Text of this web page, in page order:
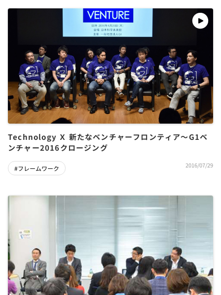
Technology Ｘ 新たなベンチャーフロンティア～G1ベ
ンチャー2016クロージング
#フレームワーク 2016/07/29